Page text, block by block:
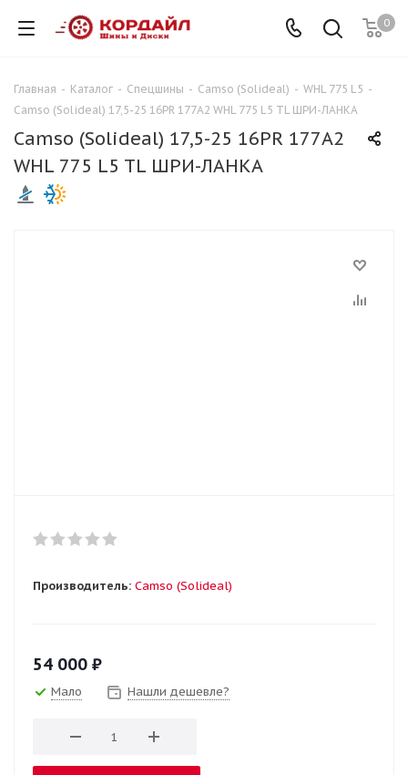
0
Главная - Каталог - Спецшины - Camso (Solideal) - WHL 775 L5 -
Camso (Solideal) 17,5-25 16PR 177A2 WHL 775 L5 TL ШРИ-ЛАНКА
Camso (Solideal) 17,5-25 16PR 177A2
WHL 775 L5 TL ШРИ-ЛАНКА
Производитель: Camso (Solideal)
54 000 ₽
Мало Нашли дешевле?